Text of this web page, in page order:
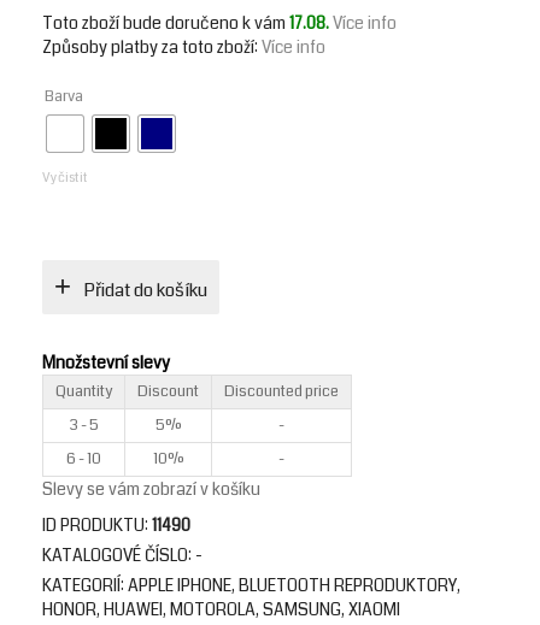
Toto zboží bude doručeno k vám 17.08.Více info
Způsoby doručení zboží:
Kuriér DPD
Způsoby platby za toto zboží: Více info
Přímý vklad na účet
Dobírka
Barva
Vyčistit
Přidat do košíku
Množstevní slevy
Quantity Discount
Discounted price
3 - 5
5%
-
6 - 10
10% -
Slevy se vám zobrazí v košíku
ID PRODUKTU: 11490
KATALOGOVÉ ČÍSLO: -
KATEGORIÍ: APPLE IPHONE, BLUETOOTH REPRODUKTORY,
HONOR, HUAWEI, MOTOROLA, SAMSUNG, XIAOMI